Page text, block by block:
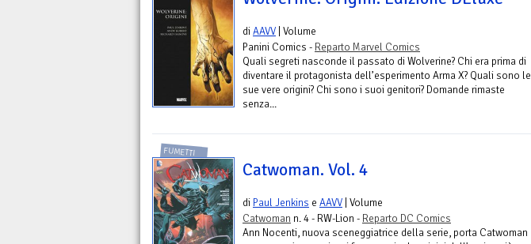
diAAVV | Volume
Panini Comics - Reparto Marvel Comics
Quali segreti nasconde il passato di Wolverine? Chi era prima di
diventare il protagonista dell’esperimento Arma X? Quali sono le
sue vere origini? Chi sono i suoi genitori? Domande rimaste
senza...
FUMETTI
Catwoman. Vol. 4
di Paul Jenkins e AAVV | Volume
Catwoman n. 4 - RW-Lion - Reparto DC Comics
Ann Nocenti, nuova sceneggiatrice della serie, porta Catwoman